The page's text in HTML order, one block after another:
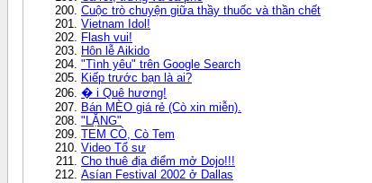
Cuộc trò chuyện giữa thầy thuốc và thần chết
Vietnam Idol!
Flash vui!
Hôn lễ Aikido
"Tình yêu" trên Google Search
Kiếp trước bạn là ai?
� i Quê hương!
Bán MÈO giá rẻ (Cò xin miễn).
"LẶNG"
TEM CÒ, Cò Tem
Video Tổ sư
Cho thuê địa điểm mở Dojo!!!
Asían Festival 2002 ở Dallas